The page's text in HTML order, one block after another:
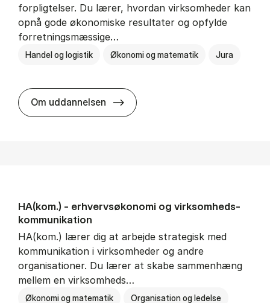
forpligtelser. Du lærer, hvordan virksomheder kan
opnå gode økonomiske resultater og opfylde
forretningsmæssige…
Handel og logistik Økonomi og matematik Jura
Om uddannelsen HA(jur.) - erhvervs­økonomi og
HA(kom.) - erhvervs­økonomi og virksomheds­
kommunikation
HA(kom.) lærer dig at arbejde strategisk med
kommunikation i virksomheder og andre
organisationer. Du lærer at skabe sammenhæng
mellem en virksomheds…
Økonomi og matematik Organisation og ledelse